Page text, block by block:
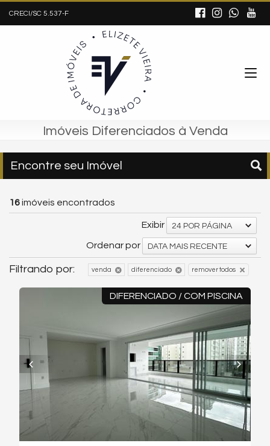
CRECI/SC 5.537-F
Imóveis Diferenciados à Venda
Encontre seu Imóvel
16imóveis encontrados
Exibir 24 POR PÁGINA
Ordenar por DATA MAIS RECENTE
Filtrando por: venda diferenciado remover todos
DIFERENCIADO / COM PISCINA